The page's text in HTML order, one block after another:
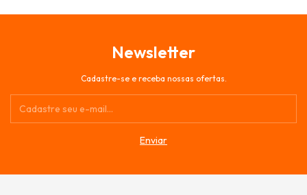
Newsletter
Cadastre-se e receba nossas ofertas.